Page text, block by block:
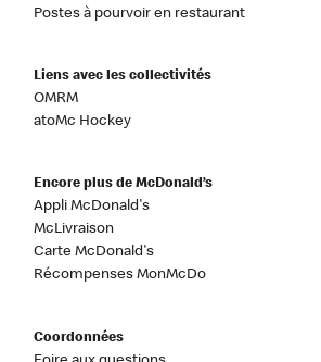
Postes à pourvoir en restaurant
Liens avec les collectivités
OMRM
atoMc Hockey
Encore plus de McDonald’s
Appli McDonald's
McLivraison
Carte McDonald's
Récompenses MonMcDo
Coordonnées